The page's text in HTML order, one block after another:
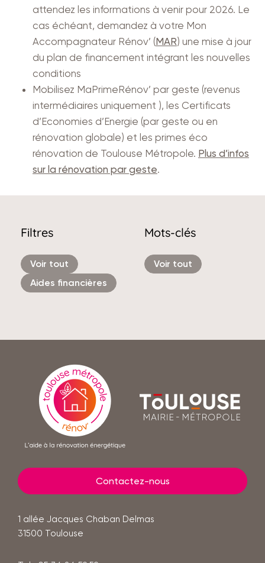
attendez les informations à venir pour 2026. Le
cas échéant, demandez à votre Mon
Accompagnateur Rénov’ (MAR) une mise à jour
du plan de financement intégrant les nouvelles
conditions
Mobilisez MaPrimeRénov’ par geste (revenus
intermédiaires uniquement ), les Certificats
d’Economies d’Energie (par geste ou en
rénovation globale) et les primes éco
rénovation de Toulouse Métropole. Plus d’infos
sur la rénovation par geste.
Filtres
Voir tout
Aides financières
Mots-clés
Voir tout
En
savoir
plus
Toulouse
mairie
Contactez-nous
1 allée Jacques Chaban Delmas
31500 Toulouse